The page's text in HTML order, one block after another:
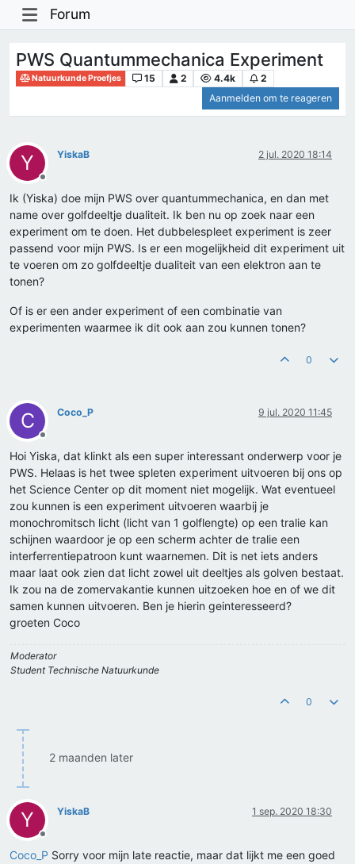
Forum
PWS Quantummechanica Experiment
Natuurkunde Proefjes 15 2 4.4k
2
Aanmelden om te reageren
Y
Offline
YiskaB 2 jul. 2020 18:14
Ik (Yiska) doe mijn PWS over quantummechanica, en dan met
name over golfdeeltje dualiteit. Ik ben nu op zoek naar een
experiment om te doen. Het dubbelespleet experiment is zeer
passend voor mijn PWS. Is er een mogelijkheid dit experiment uit
te voeren om zo golfdeeltje dualiteit van een elektron aan te
tonen?
Of is er een ander experiment of een combinatie van
experimenten waarmee ik dit ook aan zou kunnen tonen?
0
C
Offline
Coco_P 9 jul. 2020 11:45
Hoi Yiska, dat klinkt als een super interessant onderwerp voor je
PWS. Helaas is het twee spleten experiment uitvoeren bij ons op
het Science Center op dit moment niet mogelijk. Wat eventueel
zou kunnen is een experiment uitvoeren waarbij je
monochromitsch licht (licht van 1 golflengte) op een tralie kan
schijnen waardoor je op een scherm achter de tralie een
interferrentiepatroon kunt waarnemen. Dit is net iets anders
maar laat ook zien dat licht zowel uit deeltjes als golven bestaat.
Ik zou na de zomervakantie kunnen uitzoeken hoe en of we dit
samen kunnen uitvoeren. Ben je hierin geinteresseerd?
groeten Coco
Moderator
Student Technische Natuurkunde
0
2 maanden later
Y
Offline
YiskaB 1 sep. 2020 18:30
Coco_P Sorry voor mijn late reactie, maar dat lijkt me een goed